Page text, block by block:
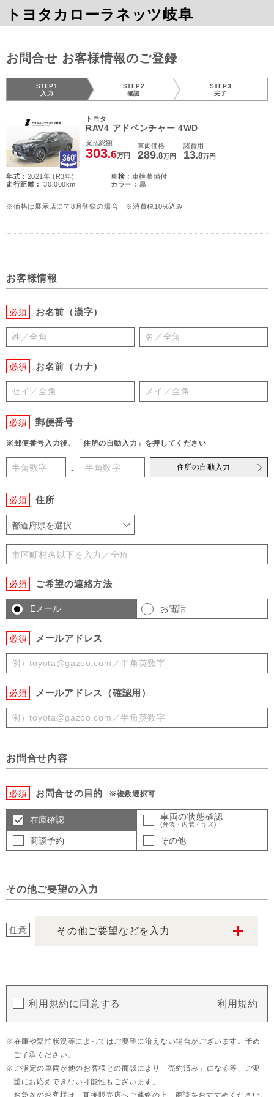
トヨタカローラネッツ岐阜
お問合せ お客様情報のご登録
STEP1
入力
STEP2
確認
STEP3
完了
トヨタ
RAV4 アドベンチャー 4WD
支払総額
303.6万円
車両価格
289.8万円
諸費用
13.8万円
年式 : 2021年 (R3年) 車検 : 車検整備付
走行距離 :
30,000km カラー : 黒
※価格は展示店にて8月登録の場合 ※消費税10%込み
お客様情報
必須 お名前（漢字）
必須 お名前（カナ）
必須 郵便番号
※郵便番号入力後、「住所の自動入力」を押してください
- 住所の自動入力
必須 住所
都道府県を選択
必須 ご希望の連絡方法
Eメール お電話
必須 メールアドレス
必須 メールアドレス（確認用）
お問合せ内容
必須 お問合せの目的 ※複数選択可
在庫確認 車両の状態確認
(外装・内装・キズ)
商談予約 その他
その他ご要望の入力
任意 その他ご要望などを入力
利用規約に同意する 利用規約
在庫や繁忙状況等によってはご要望に沿えない場合がございます。予め
ご了承ください。
ご指定の車両が他のお客様との商談により「売約済み」になる等、ご要
望にお応えできない可能性もございます。
お急ぎのお客様は、直接販売店へご連絡の上、商談をおすすめください。